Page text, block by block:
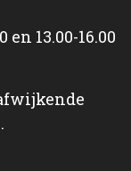
en 13.00-16.00